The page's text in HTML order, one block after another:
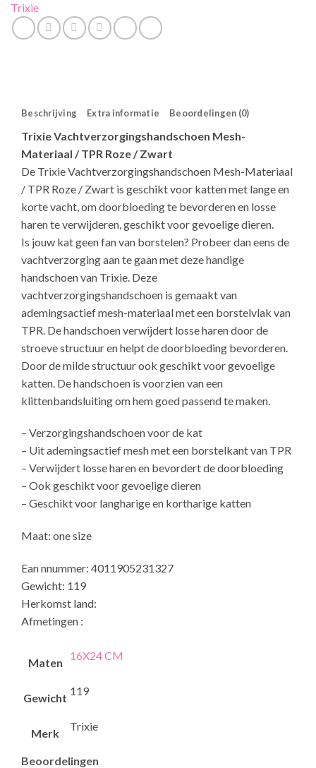
Trixie
Beschrijving Extra informatie Beoordelingen (0)
Trixie Vachtverzorgingshandschoen Mesh-
Materiaal / TPR Roze / Zwart
De Trixie Vachtverzorgingshandschoen Mesh-Materiaal
/ TPR Roze / Zwart is geschikt voor katten met lange en
korte vacht, om doorbloeding te bevorderen en losse
haren te verwijderen, geschikt voor gevoelige dieren.
Is jouw kat geen fan van borstelen? Probeer dan eens de
vachtverzorging aan te gaan met deze handige
handschoen van Trixie. Deze
vachtverzorgingshandschoen is gemaakt van
ademingsactief mesh-materiaal met een borstelvlak van
TPR. De handschoen verwijdert losse haren door de
stroeve structuur en helpt de doorbloeding bevorderen.
Door de milde structuur ook geschikt voor gevoelige
katten. De handschoen is voorzien van een
klittenbandsluiting om hem goed passend te maken.
– Verzorgingshandschoen voor de kat
– Uit ademingsactief mesh met een borstelkant van TPR
– Verwijdert losse haren en bevordert de doorbloeding
– Ook geschikt voor gevoelige dieren
– Geschikt voor langharige en kortharige katten
Maat: one size
Ean nnummer: 4011905231327
Gewicht: 119
Herkomst land:
Afmetingen :
Maten
16X24 CM
Gewicht
119
Merk
Trixie
Beoordelingen